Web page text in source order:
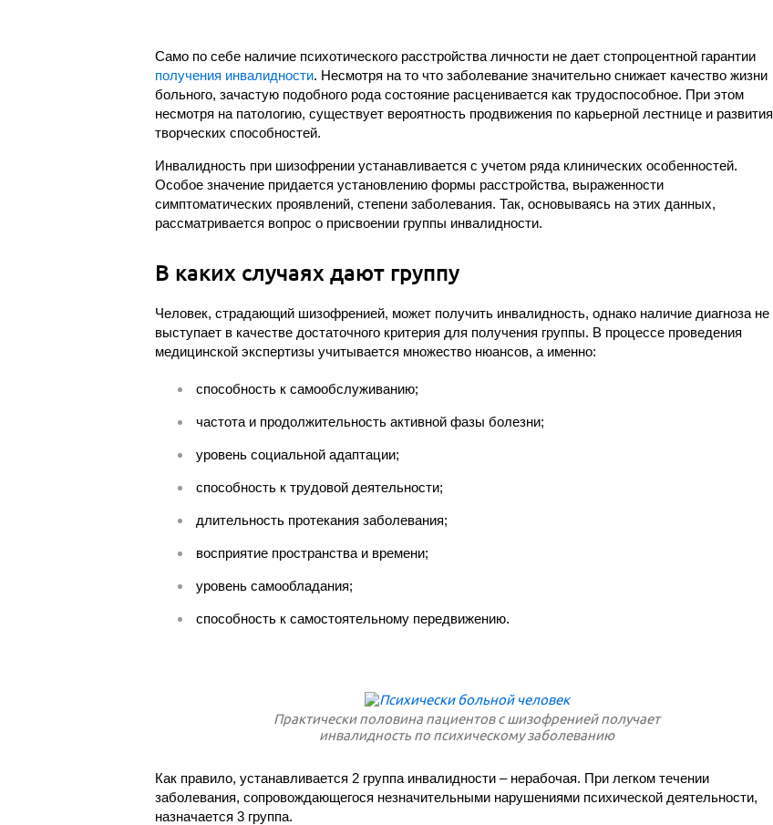
Само по себе наличие психотического расстройства личности не дает стопроцентной гарантии
получения инвалидности. Несмотря на то что заболевание значительно снижает качество жизни
больного, зачастую подобного рода состояние расценивается как трудоспособное. При этом
несмотря на патологию, существует вероятность продвижения по карьерной лестнице и развития
творческих способностей.
Инвалидность при шизофрении устанавливается с учетом ряда клинических особенностей.
Особое значение придается установлению формы расстройства, выраженности
симптоматических проявлений, степени заболевания. Так, основываясь на этих данных,
рассматривается вопрос о присвоении группы инвалидности.
В каких случаях дают группу
Человек, страдающий шизофренией, может получить инвалидность, однако наличие диагноза не
выступает в качестве достаточного критерия для получения группы. В процессе проведения
медицинской экспертизы учитывается множество нюансов, а именно:
способность к самообслуживанию;
частота и продолжительность активной фазы болезни;
уровень социальной адаптации;
способность к трудовой деятельности;
длительность протекания заболевания;
восприятие пространства и времени;
уровень самообладания;
способность к самостоятельному передвижению.
Практически половина пациентов с шизофренией получает
инвалидность по психическому заболеванию
Как правило, устанавливается 2 группа инвалидности – нерабочая. При легком течении
заболевания, сопровождающегося незначительными нарушениями психической деятельности,
назначается 3 группа.